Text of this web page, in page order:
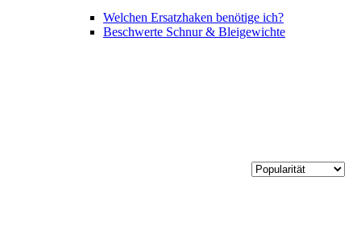
Welchen Ersatzhaken benötige ich?
Beschwerte Schnur & Bleigewichte